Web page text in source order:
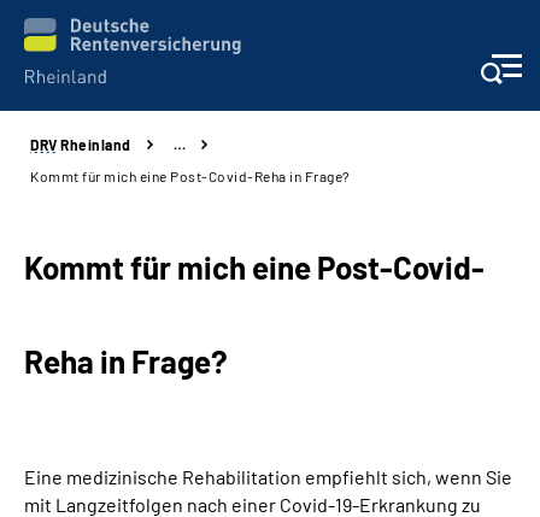
Aktuelles
Klinikverbund
Über uns
DRV Rheinland
…
Kommt für mich eine Post-Covid-Reha in Frage?
Kommt für mich eine Post-Covid-
Reha in Frage?
Eine medizinische Rehabilitation empfiehlt sich, wenn Sie
mit Langzeitfolgen nach einer Covid-19-Erkrankung zu